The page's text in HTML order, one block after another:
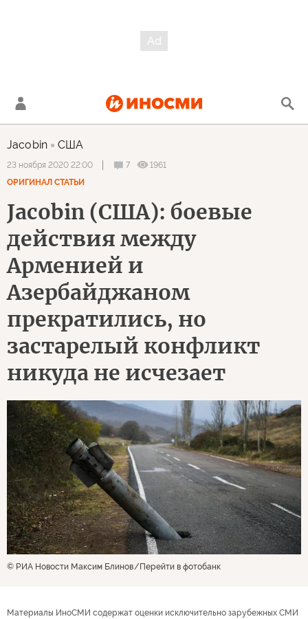
Jacobin США
23 ноября 2020 22:00 7
1961
ОРИГИНАЛ СТАТЬИ
Jacobin (США): боевые
действия между
Арменией и
Азербайджаном
прекратились, но
застарелый конфликт
никуда не исчезает
© РИА Новости Максим Блинов Перейти в фотобанк
Материалы ИноСМИ содержат оценки исключительно зарубежных СМИ